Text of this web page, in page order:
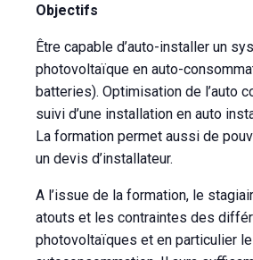
Objectifs
Être capable d’auto-installer un
photovoltaïque en auto-
batteries). Optimisation de l’auto
suivi d’une installation en auto
La formation permet aussi de
un devis d’installateur.
A l’issue de la formation, le
atouts et les contraintes des
photovoltaïques et en particulier